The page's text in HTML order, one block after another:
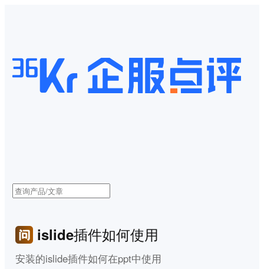
islide插件如何使用
安装的islide插件如何在ppt中使用